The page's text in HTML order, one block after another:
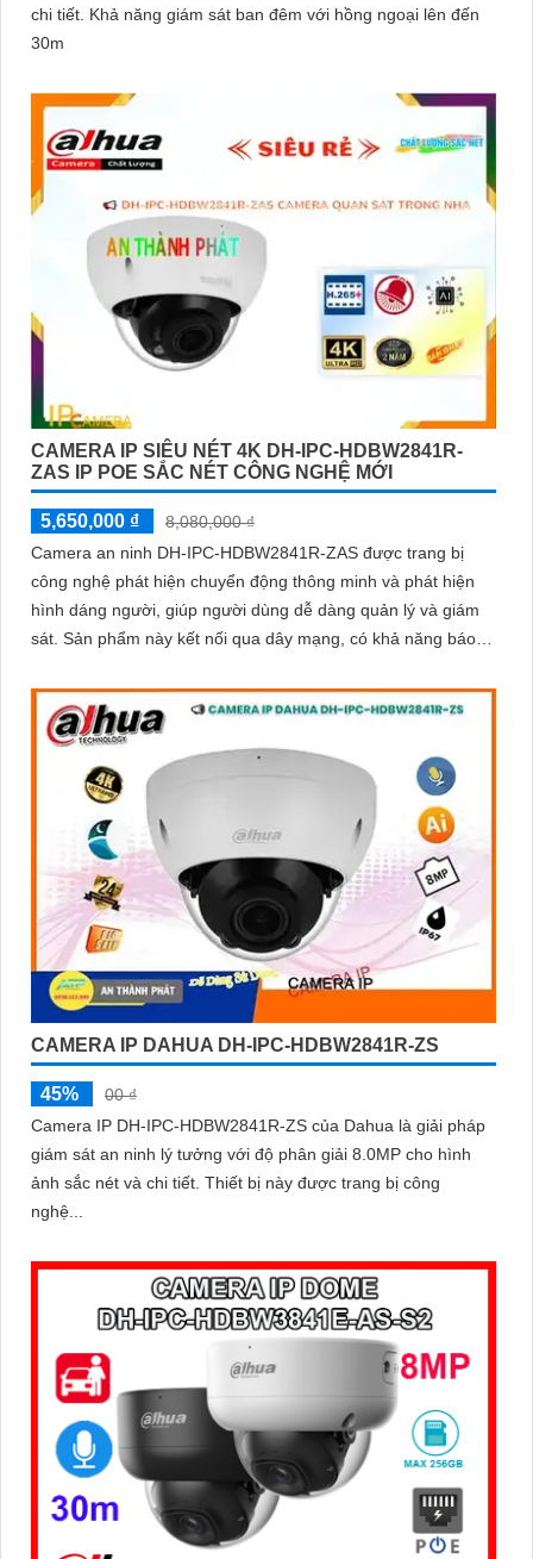
chi tiết. Khả năng giám sát ban đêm với hồng ngoại lên đến
30m
CAMERA IP SIÊU NÉT 4K DH-IPC-HDBW2841R-
ZAS IP POE SẮC NÉT CÔNG NGHỆ MỚI
5,650,000 ₫
8,080,000 ₫
Camera an ninh DH-IPC-HDBW2841R-ZAS được trang bị
công nghệ phát hiện chuyển động thông minh và phát hiện
hình dáng người, giúp người dùng dễ dàng quản lý và giám
sát. Sản phẩm này kết nối qua dây mạng, có khả năng báo
CAMERA IP DAHUA DH-IPC-HDBW2841R-ZS
45%
00 ₫
Camera IP DH-IPC-HDBW2841R-ZS của Dahua là giải pháp
giám sát an ninh lý tưởng với độ phân giải 8.0MP cho hình
ảnh sắc nét và chi tiết. Thiết bị này được trang bị công
nghệ...